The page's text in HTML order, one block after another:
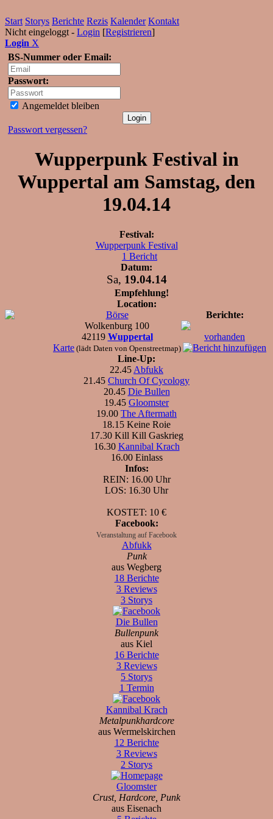
Start Storys Berichte Rezis Kalender Kontakt
Nicht eingeloggt - Login [Registrieren]
Login X
BS-Nummer oder Email:
Passwort:
Angemeldet bleiben
Passwort vergessen?
Wupperpunk Festival in
Wuppertal am Samstag, den
19.04.14
Festival:
Wupperpunk Festival
1 Bericht
Datum:
Sa, 19.04.14
Empfehlung!
Location:
Börse
Wolkenburg 100
42119 Wuppertal
Karte (lädt Daten von Openstreetmap)
Berichte:
vorhanden
Line-Up:
22.45 Abfukk
21.45 Church Of Cycology
20.45 Die Bullen
19.45 Gloomster
19.00 The Aftermath
18.15 Keine Roie
17.30 Kill Kill Gaskrieg
16.30 Kannibal Krach
16.00 Einlass
Infos:
REIN: 16.00 Uhr
LOS: 16.30 Uhr
KOSTET: 10 €
Facebook:
Veranstaltung auf Facebook
Abfukk
Punk
aus Wegberg
18 Berichte
3 Reviews
3 Storys
Die Bullen
Bullenpunk
aus Kiel
16 Berichte
3 Reviews
5 Storys
1 Termin
Kannibal Krach
Metalpunkhardcore
aus Wermelskirchen
12 Berichte
3 Reviews
2 Storys
Gloomster
Crust, Hardcore, Punk
aus Eisenach